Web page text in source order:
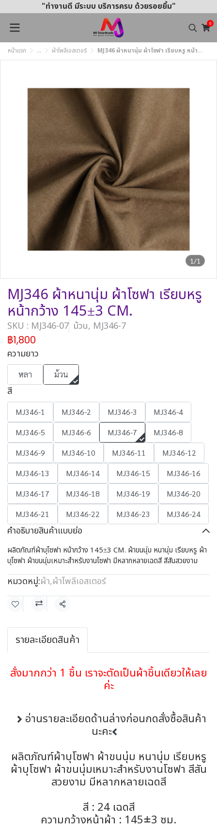
"ทำงานดี มีระบบ บริการครบ ด้วยรอยยิ้ม"
0
หน้าแรก ... ผ้าโพลีเอสเตอร์ MJ346 ผ้าหนานุ่ม ผ้าโซฟา เรียบหรู หน้ากว้าง 145±3 CM.
1/1
MJ346 ผ้าหนานุ่ม ผ้าโซฟา เรียบหรู
หน้ากว้าง 145±3 CM.
SKU : MJ346-07 ม้วน, MJ346-7
฿1,800
ความยาว
หลา ม้วน
สี
MJ346-1 MJ346-2 MJ346-3
MJ346-4
MJ346-5
MJ346-6 MJ346-7
MJ346-8
MJ346-9
MJ346-10 MJ346-11
MJ346-12
MJ346-13
MJ346-14 MJ346-15
MJ346-16
MJ346-17
MJ346-18 MJ346-19
MJ346-20
MJ346-21
MJ346-22 MJ346-23 MJ346-24
คำอธิบายสินค้าแบบย่อ
ผลิตภัณฑ์ผ้าบุโซฟา หน้ากว้าง 145±3 CM. ผ้าขนนุ่ม หนานุ่ม เรียบหรู ผ้า
บุโซฟา ผ้าขนนุ่มเหมาะสำหรับงานโซฟา มีหลากหลายเฉดสี สีสันสวยงาม
หมวดหมู่:ผ้า,ผ้าโพลีเอสเตอร์
แชร์
รายละเอียดสินค้า
สั่งมากกว่า 1 ชิ้น เราจะตัดเป็นผ้าชิ้นเดียวให้เลย
ค่ะ
อ่านรายละเอียดด้านล่างก่อนกดสั่งซื้อสินค้า
นะคะ
ผลิตภัณฑ์ผ้าบุโซฟา ผ้าขนนุ่ม หนานุ่ม เรียบหรู
ผ้าบุโซฟา ผ้าขนนุ่มเหมาะสำหรับงานโซฟา สีสัน
สวยงาม มีหลากหลายเฉดสี
สี : 24 เฉดสี
ความกว้างหน้าผ้า : 145±3 ซม.